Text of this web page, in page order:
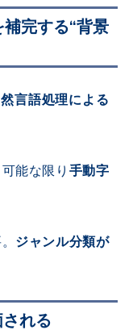
完する“背景
言語処理による
能な限り 手動字
ジャンル分類が
れる